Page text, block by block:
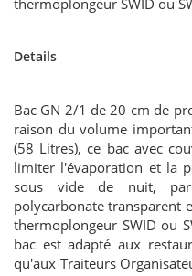
thermoplongeur SWID ou
Details
Bac GN 2/1 de 20 cm de
raison du volume
(58 Litres), ce bac avec
limiter l'évaporation et la
sous vide de nuit, par
polycarbonate transparent
thermoplongeur SWID ou
bac est adapté aux
qu'aux Traiteurs